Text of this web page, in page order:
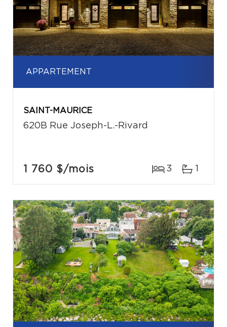
APPARTEMENT
SAINT-MAURICE
620B Rue Joseph-L.-Rivard
1 760 $/mois 3 1